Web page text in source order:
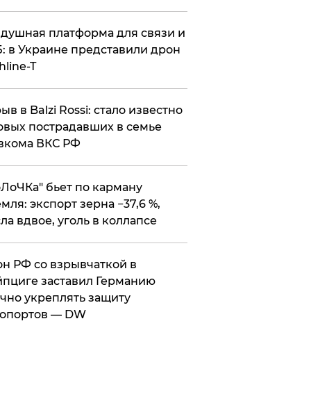
платформа для связи и
в Украине представили дрон
T
в Balzi Rossi: стало известно
пострадавших в семье
ВКС РФ
бьет по карману
экспорт зерна −37,6 %,
вдвое, уголь в коллапсе
РФ со взрывчаткой в
заставил Германию
укреплять защиту
— DW